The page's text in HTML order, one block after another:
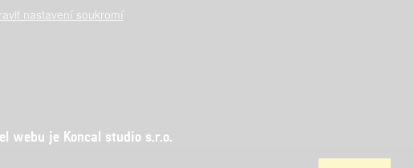
nastavení soukromí
je Koncal studio s.r.o.